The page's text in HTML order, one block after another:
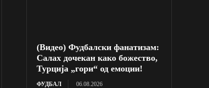
(Видео) Фудбалски фанатизам:
Салах дочекан како божество,
Турција „гори“ од емоции!
ФУДБАЛ 06.08.2026